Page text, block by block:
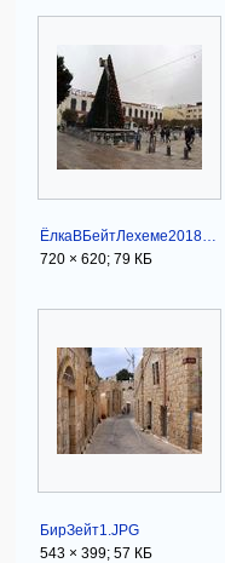
ЁлкаВБейтЛехеме2018.jpg
720 × 620; 79 КБ
БирЗейт1.JPG
543 × 399; 57 КБ